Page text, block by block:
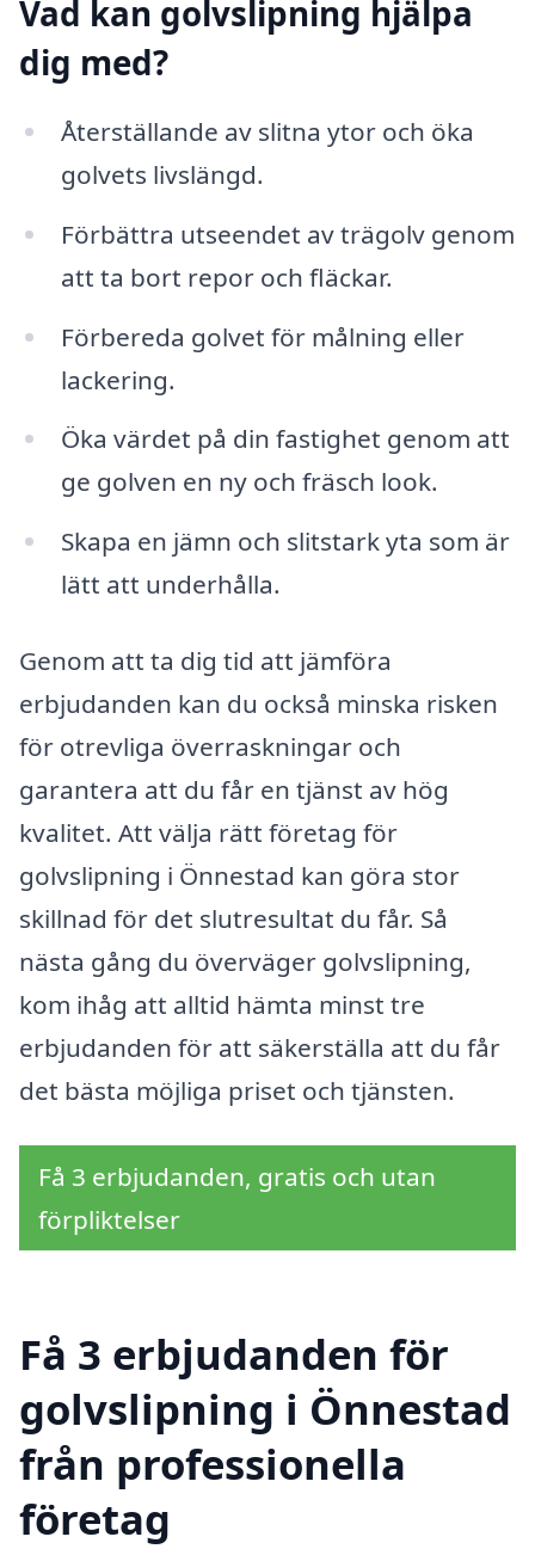
Vad kan golvslipning hjälpa
dig med?
Återställande av slitna ytor och öka
golvets livslängd.
Förbättra utseendet av trägolv genom
att ta bort repor och fläckar.
Förbereda golvet för målning eller
lackering.
Öka värdet på din fastighet genom att
ge golven en ny och fräsch look.
Skapa en jämn och slitstark yta som är
lätt att underhålla.
Genom att ta dig tid att jämföra
erbjudanden kan du också minska risken
för otrevliga överraskningar och
garantera att du får en tjänst av hög
kvalitet. Att välja rätt företag för
golvslipning i Önnestad kan göra stor
skillnad för det slutresultat du får. Så
nästa gång du överväger golvslipning,
kom ihåg att alltid hämta minst tre
erbjudanden för att säkerställa att du får
det bästa möjliga priset och tjänsten.
Få 3 erbjudanden, gratis och utan
förpliktelser
Få 3 erbjudanden för
golvslipning i Önnestad
från professionella
företag